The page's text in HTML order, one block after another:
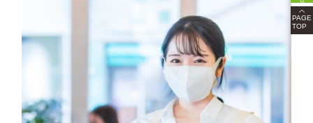
会社概要
PAGE
TOP